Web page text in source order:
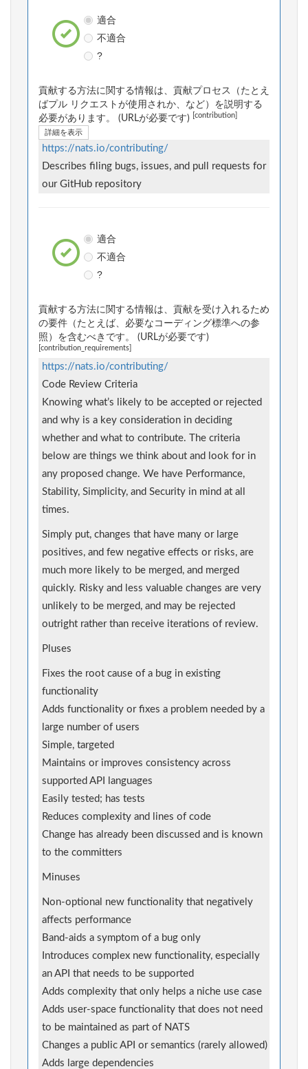
適合
不適合
?
貢献する方法に関する情報は、貢献プロセス（たとえ
ばプル リクエストが使用されか、など）を説明する
必要があります。 (URLが必要です)
[contribution]
詳細を表示
https://nats.io/contributing/
Describes filing bugs, issues, and pull requests for
our GitHub repository
適合
不適合
?
貢献する方法に関する情報は、貢献を受け入れるため
の要件（たとえば、必要なコーディング標準への参
照）を含むべきです。 (URLが必要です)
[contribution_requirements]
https://nats.io/contributing/
Code Review Criteria
Knowing what’s likely to be accepted or rejected
and why is a key consideration in deciding
whether and what to contribute. The criteria
below are things we think about and look for in
any proposed change. We have Performance,
Stability, Simplicity, and Security in mind at all
times.
Simply put, changes that have many or large
positives, and few negative effects or risks, are
much more likely to be merged, and merged
quickly. Risky and less valuable changes are very
unlikely to be merged, and may be rejected
outright rather than receive iterations of review.
Pluses
Fixes the root cause of a bug in existing
functionality
Adds functionality or fixes a problem needed by a
large number of users
Simple, targeted
Maintains or improves consistency across
supported API languages
Easily tested; has tests
Reduces complexity and lines of code
Change has already been discussed and is known
to the committers
Minuses
Non-optional new functionality that negatively
affects performance
Band-aids a symptom of a bug only
Introduces complex new functionality, especially
an API that needs to be supported
Adds complexity that only helps a niche use case
Adds user-space functionality that does not need
to be maintained as part of NATS
Changes a public API or semantics (rarely allowed)
Adds large dependencies